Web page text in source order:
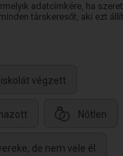
adatcímkére, ha
társkeresőt, aki ezt
végzett
Nőtlen
de nem vele él